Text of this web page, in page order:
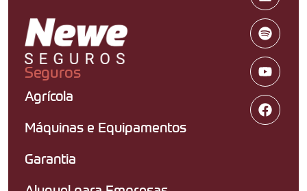
Seguros
Agrícola
Máquinas e Equipamentos
Garantia